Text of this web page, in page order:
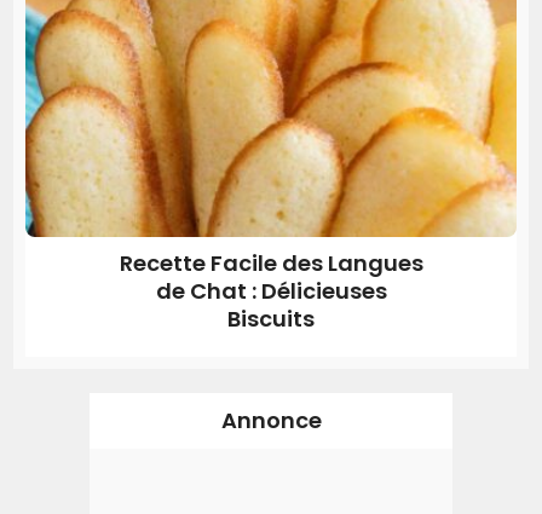
Recette Facile des Langues
de Chat : Délicieuses
Biscuits
Annonce